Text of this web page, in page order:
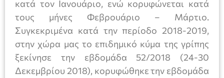
κατά τον Ιανουάριο, ενώ κορυφώνεται κατά
τους μήνες Φεβρουάριο – Μάρτιο.
Συγκεκριμένα κατά την περίοδο 2018-2019,
στην χώρα μας το επιδημικό κύμα της γρίπης
ξεκίνησε την εβδομάδα 52/2018 (24-30
Δεκεμβρίου 2018), κορυφώθηκε την εβδομάδα